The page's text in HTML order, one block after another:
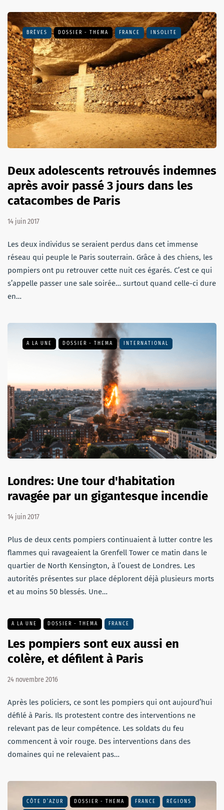
BRÈVES DOSSIER - THEMA FRANCE INSOLITE
Deux adolescents retrouvés indemnes
après avoir passé 3 jours dans les
catacombes de Paris
14 juin 2017
Les deux individus se seraient perdus dans cet immense
réseau qui peuple le Paris souterrain. Grâce à des chiens, les
pompiers ont pu retrouver cette nuit ces égarés. C’est ce qui
s’appelle passer une sale soirée… surtout quand celle-ci dure
en…
A LA UNE DOSSIER - THEMA INTERNATIONAL
Londres: Une tour d'habitation
ravagée par un gigantesque incendie
14 juin 2017
Plus de deux cents pompiers continuaient à lutter contre les
flammes qui ravageaient la Grenfell Tower ce matin dans le
quartier de North Kensington, à l’ouest de Londres. Les
autorités présentes sur place déplorent déjà plusieurs morts
et au moins 50 blessés. Une…
A LA UNE DOSSIER - THEMA FRANCE
Les pompiers sont eux aussi en
colère, et défilent à Paris
24 novembre 2016
Après les policiers, ce sont les pompiers qui ont aujourd’hui
défilé à Paris. Ils protestent contre des interventions ne
relevant pas de leur compétence. Les soldats du feu
commencent à voir rouge. Des interventions dans des
domaines qui ne relevaient pas…
CÔTE D’AZUR DOSSIER - THEMA FRANCE RÉGIONS